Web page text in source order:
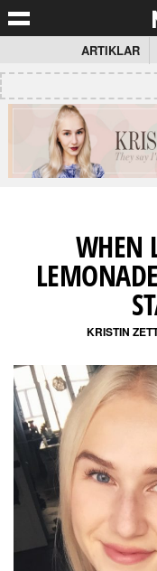
ARTIKLAR
WHEN
KRISTIN